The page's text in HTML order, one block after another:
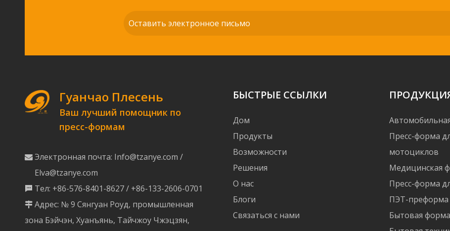
Гуанчао Плесень
Ваш лучший помощник по
пресс-формам
 Электронная почта: Info@tzanye.com /
Elva@tzanye.com
 Тел: +86-576-8401-8627 / +86-133-2606-0701
 Адрес: № 9 Сянгуан Роуд, промышленная
зона Бэйчэн, Хуанъянь, Тайчжоу Чжэцзян,
БЫСТРЫЕ ССЫЛКИ
Дом
Продукты
Возможности
Решения
О нас
Блоги
Связаться с нами
Пресс-форма
мотоциклов
Медицинская
Пресс-форма
ПЭТ-преформа
Бытовая форма